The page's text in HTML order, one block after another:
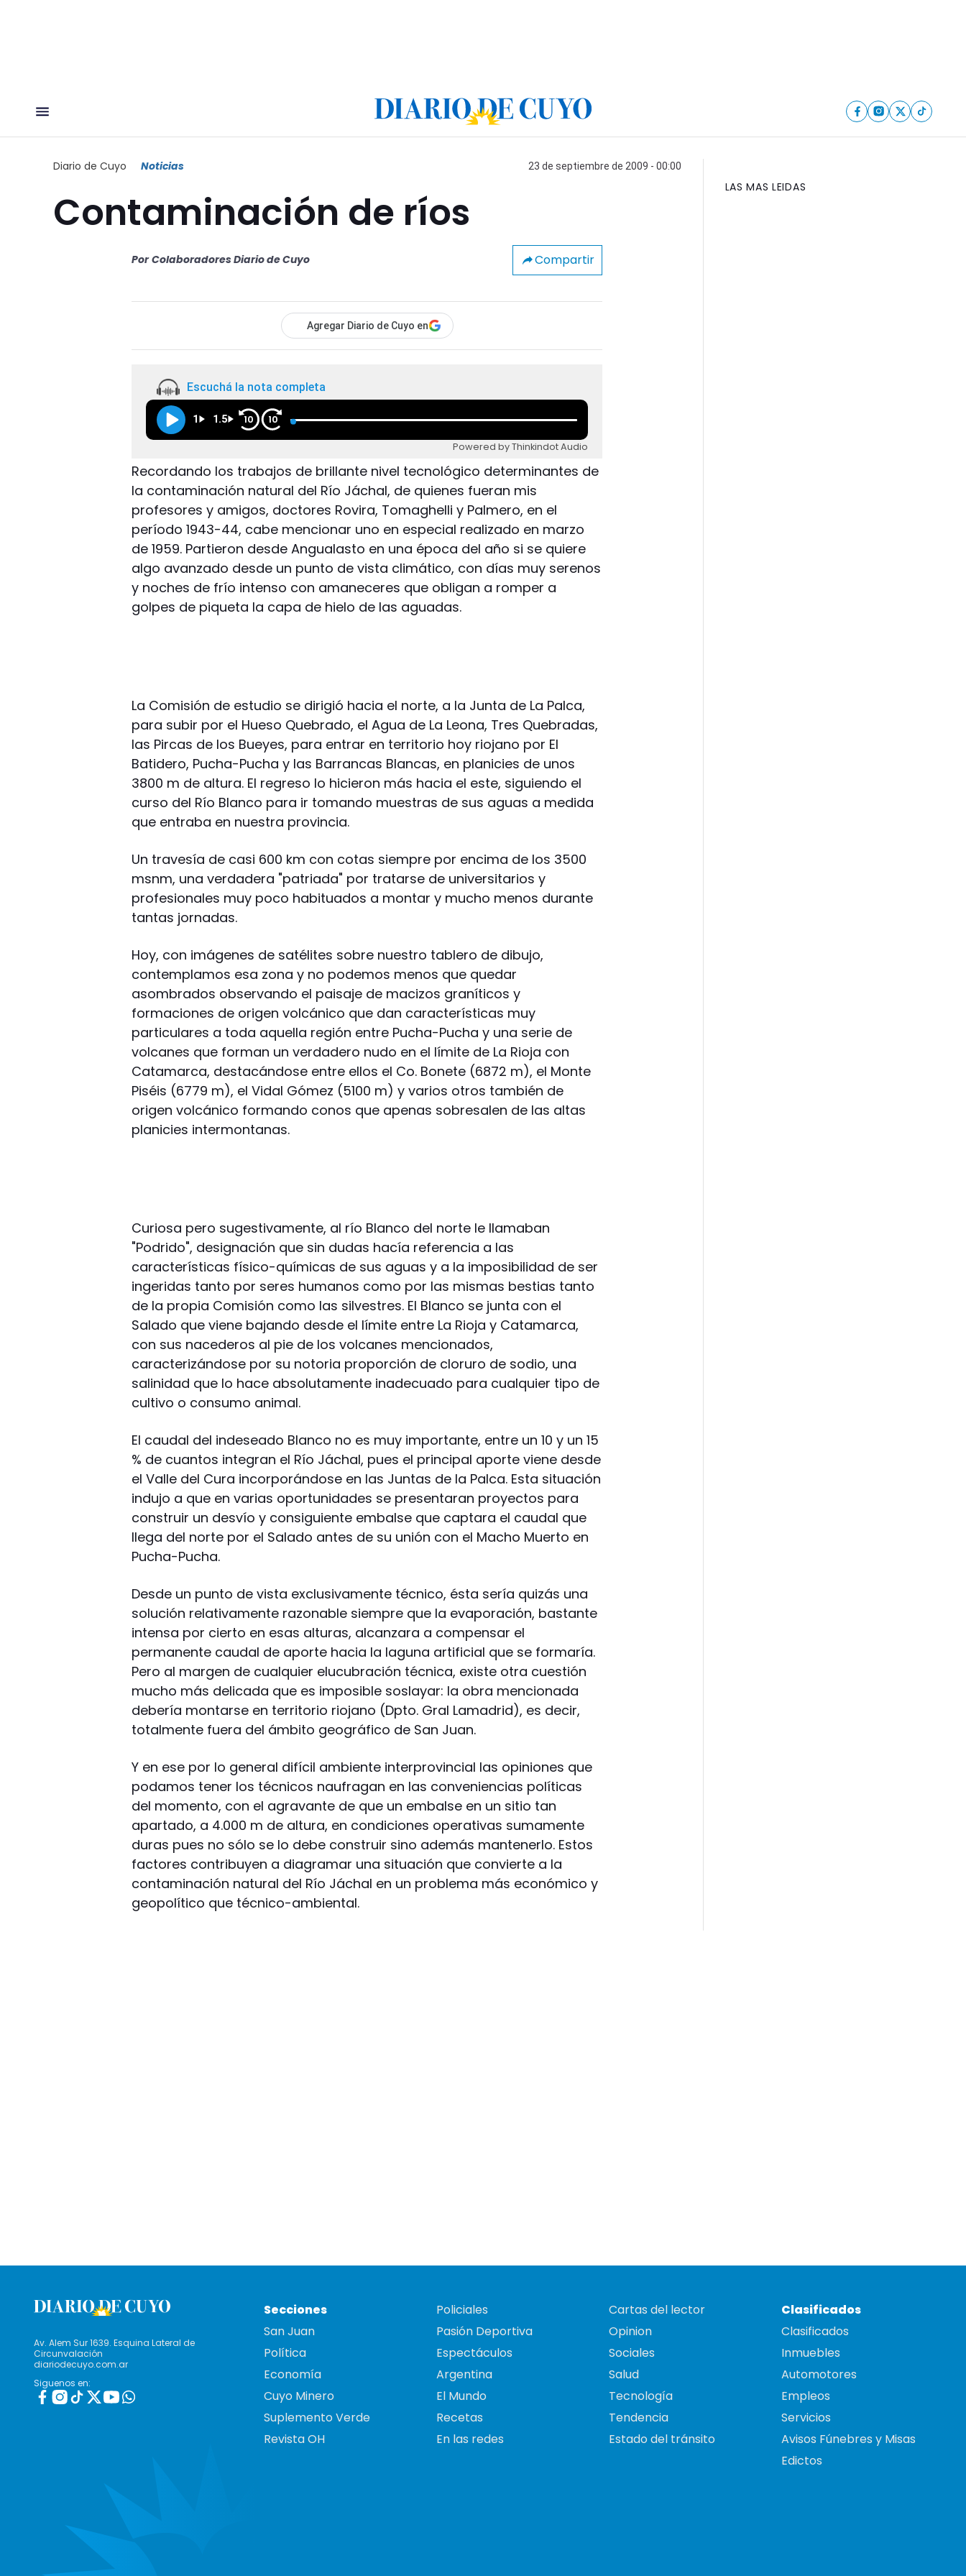
Diario de Cuyo Noticias 23 de septiembre de 2009 - 00:00
Contaminación de ríos
Por Colaboradores Diario de Cuyo Compartir
Agregar Diario de Cuyo en
Escuchá la nota completa
1 1.5 10 10
Powered by Thinkindot Audio
Recordando los trabajos de brillante nivel tecnológico determinantes de
la contaminación natural del Río Jáchal, de quienes fueran mis
profesores y amigos, doctores Rovira, Tomaghelli y Palmero, en el
período 1943-44, cabe mencionar uno en especial realizado en marzo
de 1959. Partieron desde Angualasto en una época del año si se quiere
algo avanzado desde un punto de vista climático, con días muy serenos
y noches de frío intenso con amaneceres que obligan a romper a
golpes de piqueta la capa de hielo de las aguadas.
La Comisión de estudio se dirigió hacia el norte, a la Junta de La Palca,
para subir por el Hueso Quebrado, el Agua de La Leona, Tres Quebradas,
las Pircas de los Bueyes, para entrar en territorio hoy riojano por El
Batidero, Pucha-Pucha y las Barrancas Blancas, en planicies de unos
3800 m de altura. El regreso lo hicieron más hacia el este, siguiendo el
curso del Río Blanco para ir tomando muestras de sus aguas a medida
que entraba en nuestra provincia.
Un travesía de casi 600 km con cotas siempre por encima de los 3500
msnm, una verdadera "patriada" por tratarse de universitarios y
profesionales muy poco habituados a montar y mucho menos durante
tantas jornadas.
Hoy, con imágenes de satélites sobre nuestro tablero de dibujo,
contemplamos esa zona y no podemos menos que quedar
asombrados observando el paisaje de macizos graníticos y
formaciones de origen volcánico que dan características muy
particulares a toda aquella región entre Pucha-Pucha y una serie de
volcanes que forman un verdadero nudo en el límite de La Rioja con
Catamarca, destacándose entre ellos el Co. Bonete (6872 m), el Monte
Piséis (6779 m), el Vidal Gómez (5100 m) y varios otros también de
origen volcánico formando conos que apenas sobresalen de las altas
planicies intermontanas.
Curiosa pero sugestivamente, al río Blanco del norte le llamaban
"Podrido", designación que sin dudas hacía referencia a las
características físico-químicas de sus aguas y a la imposibilidad de ser
ingeridas tanto por seres humanos como por las mismas bestias tanto
de la propia Comisión como las silvestres. El Blanco se junta con el
Salado que viene bajando desde el límite entre La Rioja y Catamarca,
con sus nacederos al pie de los volcanes mencionados,
caracterizándose por su notoria proporción de cloruro de sodio, una
salinidad que lo hace absolutamente inadecuado para cualquier tipo de
cultivo o consumo animal.
El caudal del indeseado Blanco no es muy importante, entre un 10 y un 15
% de cuantos integran el Río Jáchal, pues el principal aporte viene desde
el Valle del Cura incorporándose en las Juntas de la Palca. Esta situación
indujo a que en varias oportunidades se presentaran proyectos para
construir un desvío y consiguiente embalse que captara el caudal que
llega del norte por el Salado antes de su unión con el Macho Muerto en
Pucha-Pucha.
Desde un punto de vista exclusivamente técnico, ésta sería quizás una
solución relativamente razonable siempre que la evaporación, bastante
intensa por cierto en esas alturas, alcanzara a compensar el
permanente caudal de aporte hacia la laguna artificial que se formaría.
Pero al margen de cualquier elucubración técnica, existe otra cuestión
mucho más delicada que es imposible soslayar: la obra mencionada
debería montarse en territorio riojano (Dpto. Gral Lamadrid), es decir,
totalmente fuera del ámbito geográfico de San Juan.
Y en ese por lo general difícil ambiente interprovincial las opiniones que
podamos tener los técnicos naufragan en las conveniencias políticas
del momento, con el agravante de que un embalse en un sitio tan
apartado, a 4.000 m de altura, en condiciones operativas sumamente
duras pues no sólo se lo debe construir sino además mantenerlo. Estos
factores contribuyen a diagramar una situación que convierte a la
contaminación natural del Río Jáchal en un problema más económico y
geopolítico que técnico-ambiental.
LAS MAS LEIDAS
Av. Alem Sur 1639. Esquina Lateral de
Circunvalación
diariodecuyo.com.ar
Siguenos en:
Secciones
San Juan
Política
Economía
Cuyo Minero
Suplemento Verde
Revista OH
Policiales
Pasión Deportiva
Espectáculos
Argentina
El Mundo
Recetas
En las redes
Cartas del lector
Opinion
Sociales
Salud
Tecnología
Tendencia
Estado del tránsito
Clasificados
Clasificados
Inmuebles
Automotores
Empleos
Servicios
Avisos Fúnebres y Misas
Edictos